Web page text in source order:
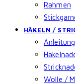
Rahmen
HÄKELN /
Wolle /